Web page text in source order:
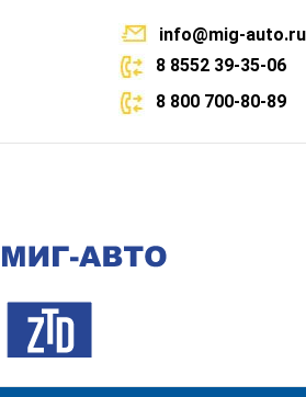
info@mig-auto.ru
8 8552 39-35-06
8 800 700-80-89